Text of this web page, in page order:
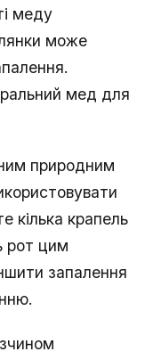
меду
може
мед для
природним
кілька крапель
рот цим
запалення